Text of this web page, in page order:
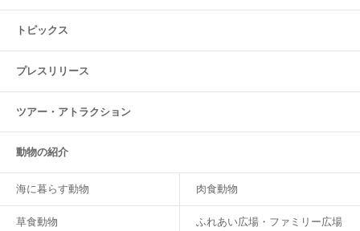
トピックス
プレスリリース
ツアー・ アトラクション
動物の紹介
海に暮らす動物 肉食動物
草食動物 ふれあい広場・ファミリー広場